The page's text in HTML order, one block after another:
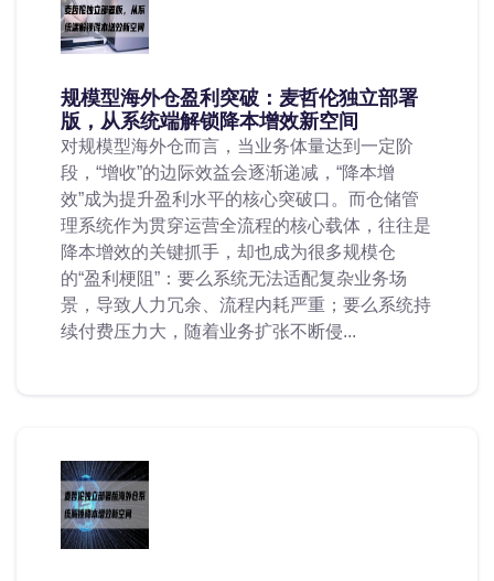
规模型海外仓盈利突破：麦哲伦独立部署
版，从系统端解锁降本增效新空间
对规模型海外仓而言，当业务体量达到一定阶
段，“增收”的边际效益会逐渐递减，“降本增
效”成为提升盈利水平的核心突破口。而仓储管
理系统作为贯穿运营全流程的核心载体，往往是
降本增效的关键抓手，却也成为很多规模仓
的“盈利梗阻”：要么系统无法适配复杂业务场
景，导致人力冗余、流程内耗严重；要么系统持
续付费压力大，随着业务扩张不断侵...